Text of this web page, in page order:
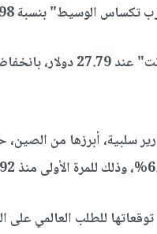
11.98% إلى 17.49 دولار للبرميل
سلبية، أبرزها من
للطلب العالمي على